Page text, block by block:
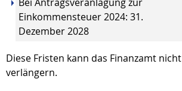
Einkommensteuer 2024: 31.
Dezember 2028
Diese Fristen kann das Finanzamt nicht
verlängern.